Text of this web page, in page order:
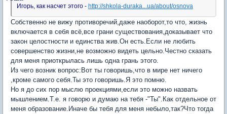
Игорь, как насчет этого - http://shkola-duraka...ua/about/osnova
Собственно не вижу противоречий,даже наоборот,то что, жизнь
включается в себя всё,все грани существования,доказывает что
закон целостности и единства жив.Он есть.Если не любить
совершенство жизни,не возможно видеть цельно.Честно сказать
для меня приоткрылась лишь одна грань этого.
Из чего возник вопрос:Вот ты говоришь,что в мире нет ничего
,кроме самого себя.Ты это говоришь.Я это помню.
Но я до сих пор мыслю проекциями,если это можно назвать
мышлением.Т.е. я говорю и думаю на тебя -"Ты".Как отдельное от
меня образование.Иначе бы тебя для меня небыло,так?Что тогда